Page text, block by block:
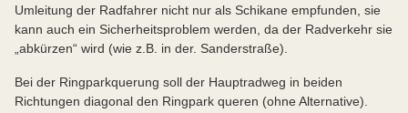
Umleitung der Radfahrer nicht nur als Schikane empfunden, sie
kann auch ein Sicherheitsproblem werden, da der Radverkehr sie
„abkürzen“ wird (wie z.B. in der. Sanderstraße).
Bei der Ringparkquerung soll der Hauptradweg in beiden
Richtungen diagonal den Ringpark queren (ohne Alternative).